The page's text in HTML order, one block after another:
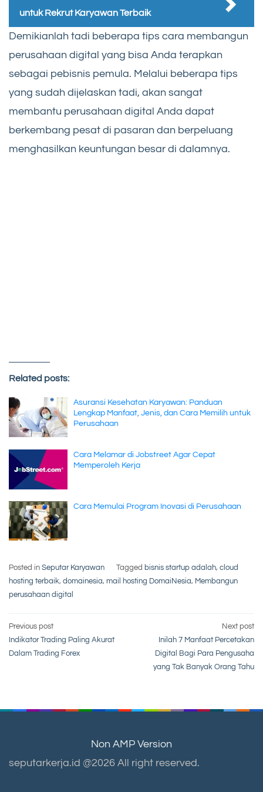
untuk Rekrut Karyawan Terbaik
Demikianlah tadi beberapa tips cara membangun
perusahaan digital yang bisa Anda terapkan
sebagai pebisnis pemula. Melalui beberapa tips
yang sudah dijelaskan tadi, akan sangat
membantu perusahaan digital Anda dapat
berkembang pesat di pasaran dan berpeluang
menghasilkan keuntungan besar di dalamnya.
Related posts:
Asuransi Kesehatan Karyawan: Panduan
Lengkap Manfaat, Jenis, dan Cara Memilih untuk
Perusahaan
Cara Melamar di Jobstreet Agar Cepat
Memperoleh Kerja
Cara Memulai Program Inovasi di Perusahaan
Posted in Seputar Karyawan Tagged bisnis startup adalah, cloud
hosting terbaik, domainesia, mail hosting DomaiNesia, Membangun
perusahaan digital
Post
navigation
Previous post
Indikator Trading Paling Akurat
Dalam Trading Forex
Next post
Inilah 7 Manfaat Percetakan
Digital Bagi Para Pengusaha
yang Tak Banyak Orang Tahu
Non AMP Version
seputarkerja.id @2026 All right reserved.